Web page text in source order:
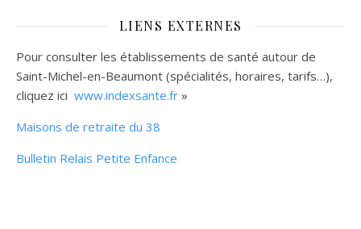
LIENS EXTERNES
Pour consulter les établissements de santé autour de
Saint-Michel-en-Beaumont (spécialités, horaires, tarifs…),
cliquez ici www.indexsante.fr »
Maisons de retraite du 38
Bulletin Relais Petite Enfance